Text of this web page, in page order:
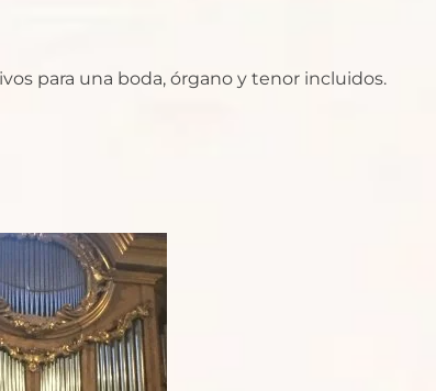
para una boda, órgano y tenor incluidos.